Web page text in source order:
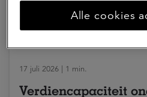
17 juli 2026 | 1 min.
Verdiencapaciteit
Alle cookies